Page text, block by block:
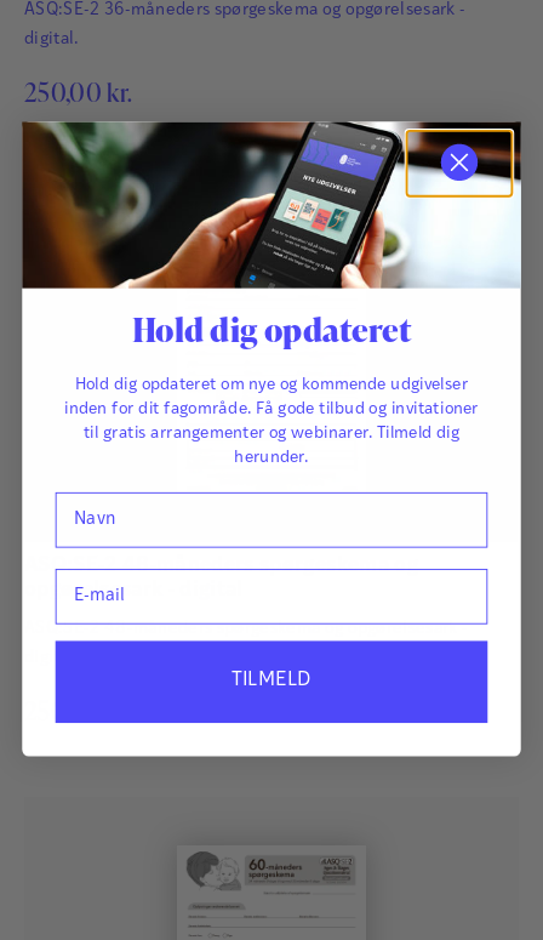
ASQ:SE-2 36-måneders spørgeskema og opgørelsesark -
digital.
250,00 kr.
ASQ:SE-2 48-måneders spørgeskema og
opgørelsesark - digital
ASQ:SE-2 48-måneders spørgeskema og opgørelsesark -
Hold dig opdateret
Hold dig opdateret om nye og kommende udgivelser
inden for dit fagområde. Få gode tilbud og invitationer
til gratis arrangementer og webinarer. Tilmeld dig
herunder.
Navn
E-mail
TILMELD